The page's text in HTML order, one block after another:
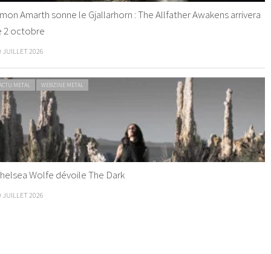
Amarth sonne le Gjallarhorn : The Allfather Awakens arrivera
2 octobre
JUILLET 2026
METAL WEBZINE METAL
Wolfe dévoile The Dark
JUILLET 2026